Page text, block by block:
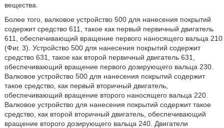
вещества.
Более того, валковое устройство 500 для нанесения покрытий
содержит средство 611, такое как первый первичный двигатель
611, обеспечивающий вращение первого наносящего вальца 210
(Фиг. 3). Устройство 500 для нанесения покрытий содержит
средство 631, такое как второй первичный двигатель 631,
обеспечивающий вращение первого дозирующего вальца 230.
Валковое устройство 500 для нанесения покрытий содержит
такое средство, как первый вторичный двигатель,
обеспечивающий вращение второго наносящего вальца 220.
Валковое устройство для нанесения покрытий содержит такое
средство, как второй вторичный двигатель, обеспечивающий
вращение второго дозирующего вальца 240. Двигатели